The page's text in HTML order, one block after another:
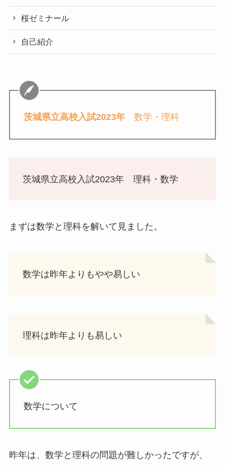
桜ゼミナール
自己紹介
茨城県立高校入試2023年 数学・理科
茨城県立高校入試2023年 理科・数学
まずは数学と理科を解いて見ました。
数学は昨年よりもやや易しい
理科は昨年よりも易しい
数学について
昨年は、数学と理科の問題が難しかったですが、